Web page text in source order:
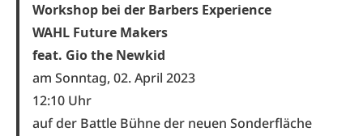
Workshop bei der Barbers Experience
WAHL Future Makers
feat. Gio the Newkid
am Sonntag, 02. April 2023
12:10 Uhr
auf der Battle Bühne der neuen Sonderfläche